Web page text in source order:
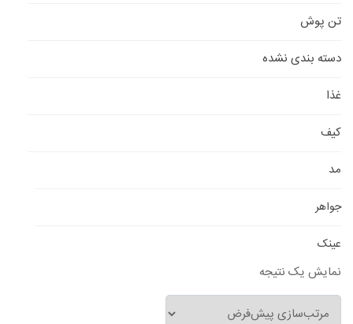
تن پوش
دسته بندی نشده
غذا
کیف
مد
جواهر
عینک
نمایش یک نتیجه